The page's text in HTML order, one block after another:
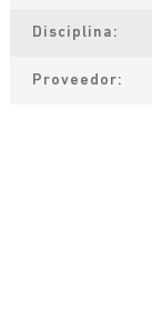
Disciplina
Proveedor